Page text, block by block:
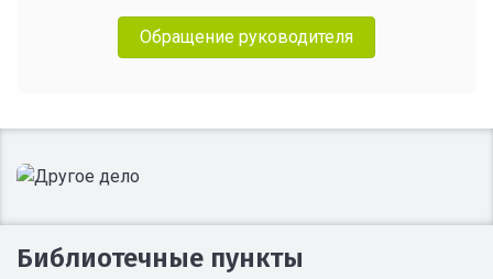
Обращение руководителя
Библиотечные пункты